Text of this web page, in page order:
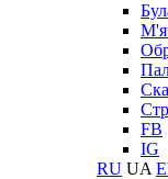
FB
IG
RU UA